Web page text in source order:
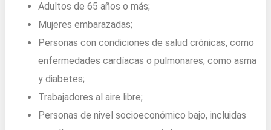
Adultos de 65 años o más;
Mujeres embarazadas;
Personas con condiciones de salud crónicas, como
enfermedades cardíacas o pulmonares, como asma
y diabetes;
Trabajadores al aire libre;
Personas de nivel socioeconómico bajo, incluidas